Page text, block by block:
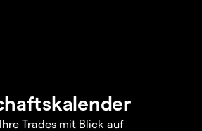
Trades mit Blick auf